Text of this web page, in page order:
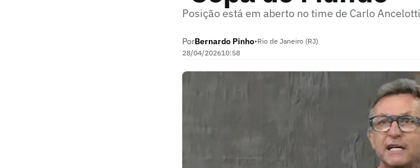
Posição está em aberto no time de Carlo Ancelotti
PorBernardo Pinho•Rio de Janeiro (RJ)
28/04/202610:58